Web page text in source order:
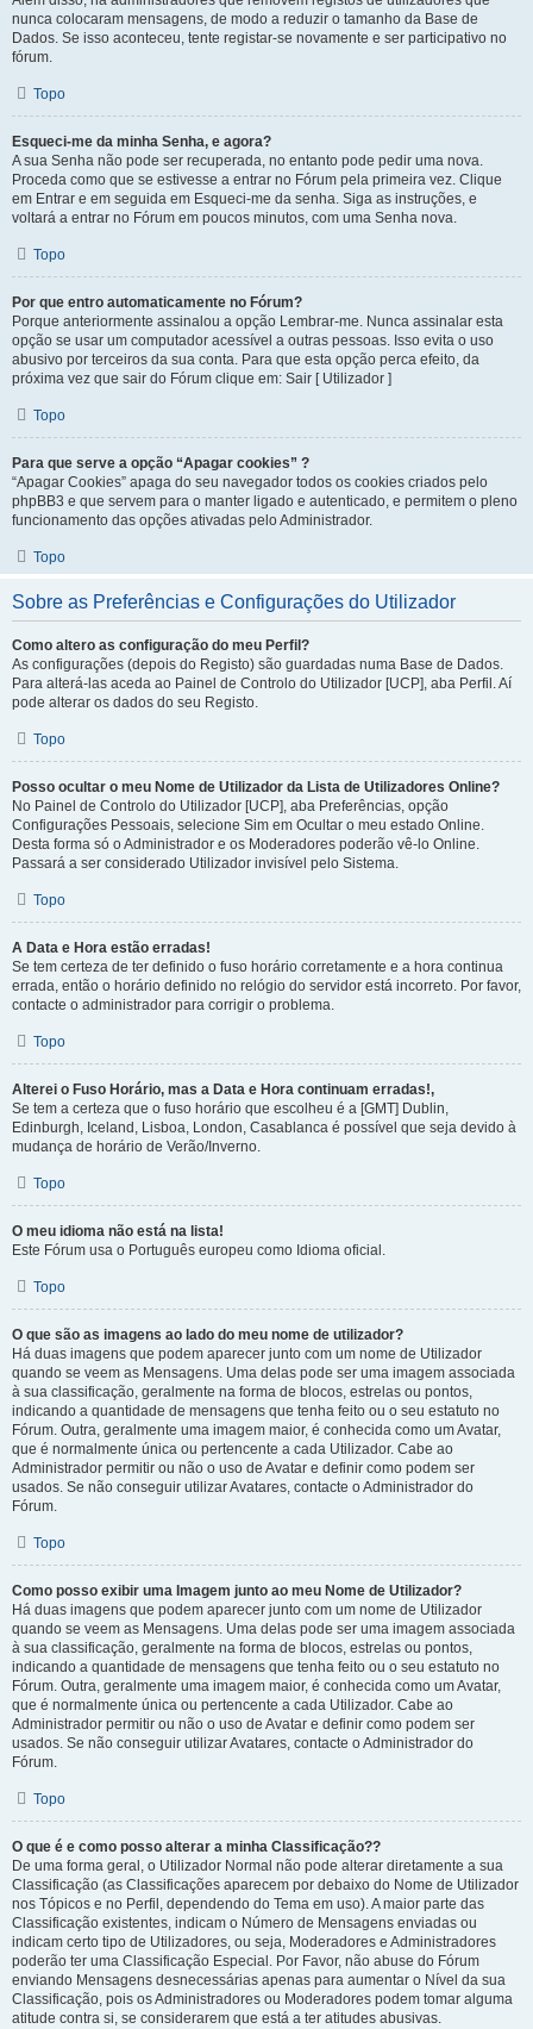
nunca colocaram mensagens, de modo a reduzir o tamanho da Base de
Dados. Se isso aconteceu, tente registar-se novamente e ser participativo no
fórum.
Topo
Esqueci-me da minha Senha, e agora?
A sua Senha não pode ser recuperada, no entanto pode pedir uma nova.
Proceda como que se estivesse a entrar no Fórum pela primeira vez. Clique
em Entrar e em seguida em Esqueci-me da senha. Siga as instruções, e
voltará a entrar no Fórum em poucos minutos, com uma Senha nova.
Topo
Por que entro automaticamente no Fórum?
Porque anteriormente assinalou a opção Lembrar-me. Nunca assinalar esta
opção se usar um computador acessível a outras pessoas. Isso evita o uso
abusivo por terceiros da sua conta. Para que esta opção perca efeito, da
próxima vez que sair do Fórum clique em: Sair [ Utilizador ]
Topo
Para que serve a opção “Apagar cookies” ?
“Apagar Cookies” apaga do seu navegador todos os cookies criados pelo
phpBB3 e que servem para o manter ligado e autenticado, e permitem o pleno
funcionamento das opções ativadas pelo Administrador.
Topo
Sobre as Preferências e Configurações do Utilizador
Como altero as configuração do meu Perfil?
As configurações (depois do Registo) são guardadas numa Base de Dados.
Para alterá-las aceda ao Painel de Controlo do Utilizador [UCP], aba Perfil. Aí
pode alterar os dados do seu Registo.
Topo
Posso ocultar o meu Nome de Utilizador da Lista de Utilizadores Online?
No Painel de Controlo do Utilizador [UCP], aba Preferências, opção
Configurações Pessoais, selecione Sim em Ocultar o meu estado Online.
Desta forma só o Administrador e os Moderadores poderão vê-lo Online.
Passará a ser considerado Utilizador invisível pelo Sistema.
Topo
A Data e Hora estão erradas!
Se tem certeza de ter definido o fuso horário corretamente e a hora continua
errada, então o horário definido no relógio do servidor está incorreto. Por favor,
contacte o administrador para corrigir o problema.
Topo
Alterei o Fuso Horário, mas a Data e Hora continuam erradas!,
Se tem a certeza que o fuso horário que escolheu é a [GMT] Dublin,
Edinburgh, Iceland, Lisboa, London, Casablanca é possível que seja devido à
mudança de horário de Verão/Inverno.
Topo
O meu idioma não está na lista!
Este Fórum usa o Português europeu como Idioma oficial.
Topo
O que são as imagens ao lado do meu nome de utilizador?
Há duas imagens que podem aparecer junto com um nome de Utilizador
quando se veem as Mensagens. Uma delas pode ser uma imagem associada
à sua classificação, geralmente na forma de blocos, estrelas ou pontos,
indicando a quantidade de mensagens que tenha feito ou o seu estatuto no
Fórum. Outra, geralmente uma imagem maior, é conhecida como um Avatar,
que é normalmente única ou pertencente a cada Utilizador. Cabe ao
Administrador permitir ou não o uso de Avatar e definir como podem ser
usados. Se não conseguir utilizar Avatares, contacte o Administrador do
Fórum.
Topo
Como posso exibir uma Imagem junto ao meu Nome de Utilizador?
Há duas imagens que podem aparecer junto com um nome de Utilizador
quando se veem as Mensagens. Uma delas pode ser uma imagem associada
à sua classificação, geralmente na forma de blocos, estrelas ou pontos,
indicando a quantidade de mensagens que tenha feito ou o seu estatuto no
Fórum. Outra, geralmente uma imagem maior, é conhecida como um Avatar,
que é normalmente única ou pertencente a cada Utilizador. Cabe ao
Administrador permitir ou não o uso de Avatar e definir como podem ser
usados. Se não conseguir utilizar Avatares, contacte o Administrador do
Fórum.
Topo
O que é e como posso alterar a minha Classificação??
De uma forma geral, o Utilizador Normal não pode alterar diretamente a sua
Classificação (as Classificações aparecem por debaixo do Nome de Utilizador
nos Tópicos e no Perfil, dependendo do Tema em uso). A maior parte das
Classificação existentes, indicam o Número de Mensagens enviadas ou
indicam certo tipo de Utilizadores, ou seja, Moderadores e Administradores
poderão ter uma Classificação Especial. Por Favor, não abuse do Fórum
enviando Mensagens desnecessárias apenas para aumentar o Nível da sua
Classificação, pois os Administradores ou Moderadores podem tomar alguma
atitude contra si, se considerarem que está a ter atitudes abusivas.